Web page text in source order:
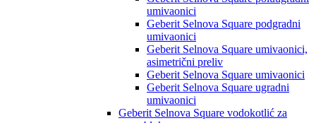
umivaonici
Geberit Selnova Square podgradni
umivaonici
Geberit Selnova Square umivaonici,
asimetrični preliv
Geberit Selnova Square umivaonici
Geberit Selnova Square ugradni
umivaonici
Geberit Selnova Square vodokotlić za